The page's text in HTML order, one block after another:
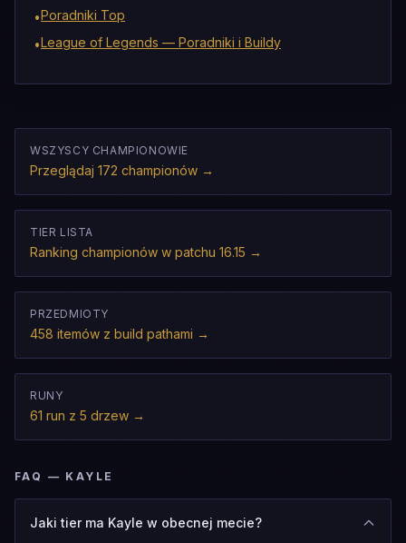
•Poradniki Top
•League of Legends — Poradniki i Buildy
WSZYSCY CHAMPIONOWIE
Przeglądaj 172 championów →
TIER LISTA
Ranking championów w patchu 16.15 →
PRZEDMIOTY
458 itemów z build pathami →
RUNY
61 run z 5 drzew →
FAQ — KAYLE
Jaki tier ma Kayle w obecnej mecie?